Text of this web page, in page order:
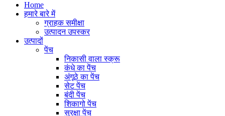
Home
हमारे बारे में
ग्राहक समीक्षा
उत्पादन उपस्कर
उत्पादों
पेंच
निकासी वाला स्क्रू
कंधे का पेंच
अंगूठे का पेंच
सेट पेंच
बंदी पेंच
शिकागो पेंच
सुरक्षा पेंच